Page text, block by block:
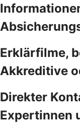
Erklärfilme,
Akkreditive
Direkter
Expertinnen